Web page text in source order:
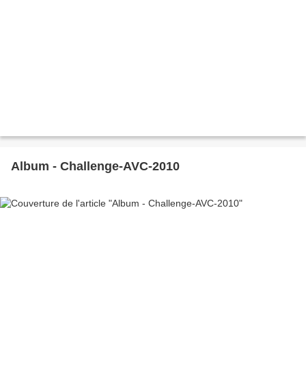
Album - Challenge-AVC-2010